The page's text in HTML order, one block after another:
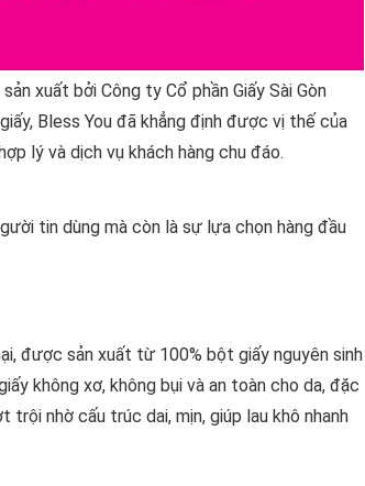
xuất bởi Công ty Cổ phần Giấy Sài Gòn
Bless You đã khẳng định được vị thế của
lý và dịch vụ khách hàng chu đáo.
tin dùng mà còn là sự lựa chọn hàng đầu
được sản xuất từ 100% bột giấy nguyên sinh
không xơ, không bụi và an toàn cho da, đặc
nhờ cấu trúc dai, mịn, giúp lau khô nhanh